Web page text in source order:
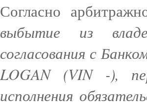
Согласно
выбытие из
согласования с
LOGAN (VIN -),
исполнения